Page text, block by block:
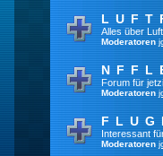
Alles über
Moderatoren
Forum für
Moderatoren
Interessant
Moderatoren